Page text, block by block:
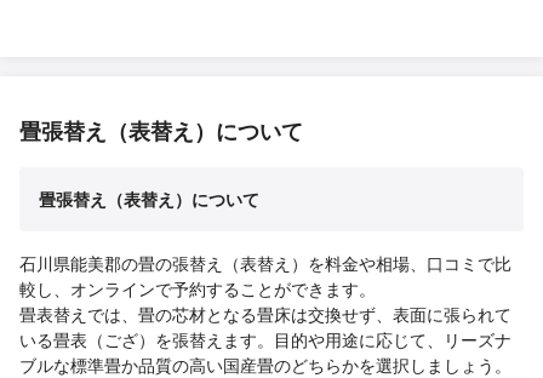
畳張替え（表替え）について
畳張替え（表替え）について
石川県能美郡の畳の張替え（表替え）を料金や相場、口コミで比
較し、オンラインで予約することができます。
畳表替えでは、畳の芯材となる畳床は交換せず、表面に張られて
いる畳表（ござ）を張替えます。目的や用途に応じて、リーズナ
ブルな標準畳か品質の高い国産畳のどちらかを選択しましょう。